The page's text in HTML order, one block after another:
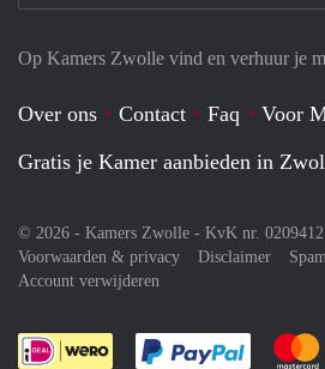
Op Kamers Zwolle vind en verhuur je
Over ons Contact Faq Voor
Gratis je Kamer aanbieden in
© 2026 - Kamers Zwolle - KvK nr.
Voorwaarden & privacy
Disclaimer
Account verwijderen
Je rekent